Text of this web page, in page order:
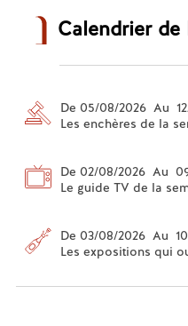
Calendrier de
De 05/08/2026 Au
Les enchères de la
De 02/08/2026 Au
Le guide TV de la
De 03/08/2026 Au
Les expositions qui